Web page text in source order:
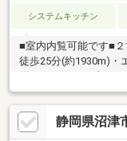
システムキッチン
■室内内覧可能です■
徒歩25分(約1930m)・エブリィビ
2050m)・クスリのアオキ 沼津松長店まで徒歩25分(約
津市立病院まで徒歩
490m)・愛鷹保育園ま
静岡県沼津